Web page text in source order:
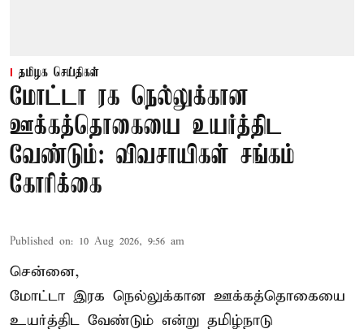
தமிழக செய்திகள்
மோட்டா ரக நெல்லுக்கான
ஊக்கத்தொகையை உயர்த்திட
வேண்டும்: விவசாயிகள் சங்கம்
கோரிக்கை
Published on: 10 Aug 2026, 9:56 am
சென்னை,
மோட்டா இரக நெல்லுக்கான ஊக்கத்தொகையை
உயர்த்திட வேண்டும் என்று தமிழ்நாடு